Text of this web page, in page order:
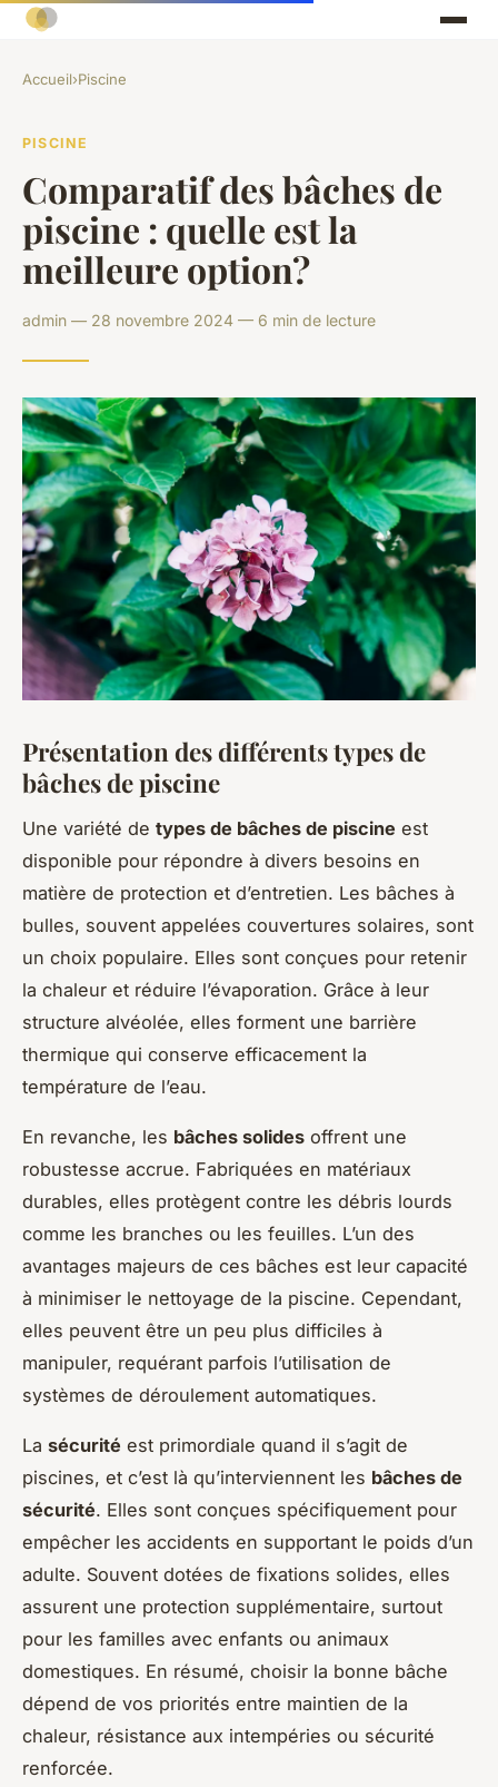
Accueil›Piscine
PISCINE
Comparatif des bâches de
piscine : quelle est la
meilleure option?
admin — 28 novembre 2024 — 6 min de lecture
Présentation des différents types de
bâches de piscine
Une variété de types de bâches de piscine est
disponible pour répondre à divers besoins en
matière de protection et d’entretien. Les bâches à
bulles, souvent appelées couvertures solaires, sont
un choix populaire. Elles sont conçues pour retenir
la chaleur et réduire l’évaporation. Grâce à leur
structure alvéolée, elles forment une barrière
thermique qui conserve efficacement la
température de l’eau.
En revanche, les bâches solides offrent une
robustesse accrue. Fabriquées en matériaux
durables, elles protègent contre les débris lourds
comme les branches ou les feuilles. L’un des
avantages majeurs de ces bâches est leur capacité
à minimiser le nettoyage de la piscine. Cependant,
elles peuvent être un peu plus difficiles à
manipuler, requérant parfois l’utilisation de
systèmes de déroulement automatiques.
La sécurité est primordiale quand il s’agit de
piscines, et c’est là qu’interviennent les bâches de
sécurité. Elles sont conçues spécifiquement pour
empêcher les accidents en supportant le poids d’un
adulte. Souvent dotées de fixations solides, elles
assurent une protection supplémentaire, surtout
pour les familles avec enfants ou animaux
domestiques. En résumé, choisir la bonne bâche
dépend de vos priorités entre maintien de la
chaleur, résistance aux intempéries ou sécurité
renforcée.